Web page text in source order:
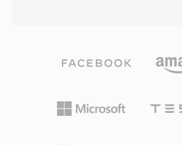
iletimi azaltır. AMR, dar bant
Hz) nedeniyle müzik için uygun
üstün başarı gösterir.
düzenler. macOS üzerinde çalışan
sürecinin her aşamasında bit
kusursuz doğruluk garantisi verdiği